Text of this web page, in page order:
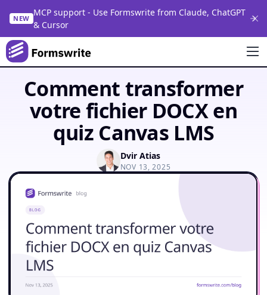
NEW
MCP support - Use Formswrite from Claude, ChatGPT
& Cursor
Comment transformer
votre fichier DOCX en
quiz Canvas LMS
Dvir Atias
NOV 13, 2025